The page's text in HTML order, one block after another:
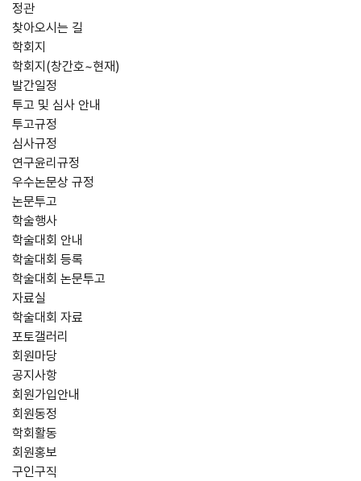
정관
찾아오시는 길
학회지
학회지(창간호~현재)
발간일정
투고 및 심사 안내
투고규정
심사규정
연구윤리규정
우수논문상 규정
논문투고
학술행사
학술대회 안내
학술대회 등록
학술대회 논문투고
자료실
학술대회 자료
포토갤러리
회원마당
공지사항
회원가입안내
회원동정
학회활동
회원홍보
구인구직